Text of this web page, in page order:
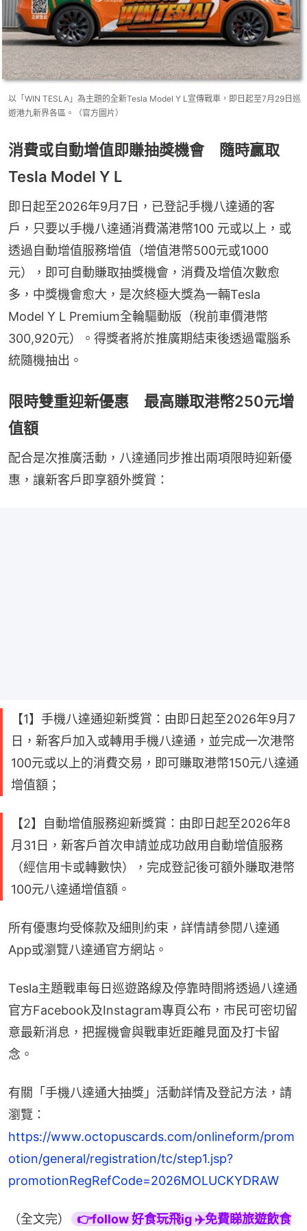
以「WIN TESLA」為主題的全新Tesla Model Y L宣傳戰車，即日起至7月29日巡
遊港九新界各區。（官方圖片）
消費或自動增值即賺抽獎機會 隨時贏取
Tesla Model Y L
即日起至2026年9月7日，已登記手機八達通的客
戶，只要以手機八達通消費滿港幣100 元或以上，或
透過自動增值服務增值（增值港幣500元或1000
元），即可自動賺取抽獎機會，消費及增值次數愈
多，中獎機會愈大，是次終極大獎為一輛Tesla
Model Y L Premium全輪驅動版（稅前車價港幣
300,920元）。得獎者將於推廣期結束後透過電腦系
統隨機抽出。
限時雙重迎新優惠 最高賺取港幣250元增
值額
配合是次推廣活動，八達通同步推出兩項限時迎新優
惠，讓新客戶即享額外獎賞：
【1】手機八達通迎新獎賞：由即日起至2026年9月7
日，新客戶加入或轉用手機八達通，並完成一次港幣
100元或以上的消費交易，即可賺取港幣150元八達通
增值額；
【2】自動增值服務迎新獎賞：由即日起至2026年8
月31日，新客戶首次申請並成功啟用自動增值服務
（經信用卡或轉數快），完成登記後可額外賺取港幣
100元八達通增值額。
所有優惠均受條款及細則約束，詳情請參閱八達通
App或瀏覽八達通官方網站。
Tesla主題戰車每日巡遊路線及停靠時間將透過八達通
官方Facebook及Instagram專頁公布，市民可密切留
意最新消息，把握機會與戰車近距離見面及打卡留
念。
有關「手機八達通大抽獎」活動詳情及登記方法，請
瀏覽：
https://www.octopuscards.com/onlineform/prom
otion/general/registration/tc/step1.jsp?
promotionRegRefCode=2026MOLUCKYDRAW
（全文完） 👉follow 好食玩飛ig ✈️免費睇旅遊飲食